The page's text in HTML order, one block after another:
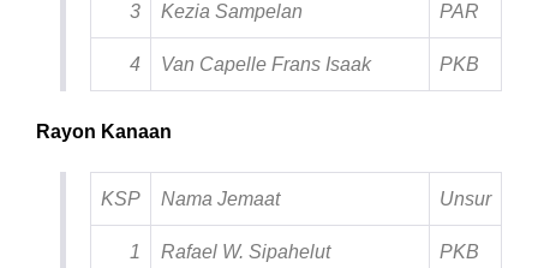
3 Kezia Sampelan PAR
4 Van Capelle Frans Isaak PKB
Rayon Kanaan
KSP Nama Jemaat Unsur
1 Rafael W. Sipahelut PKB